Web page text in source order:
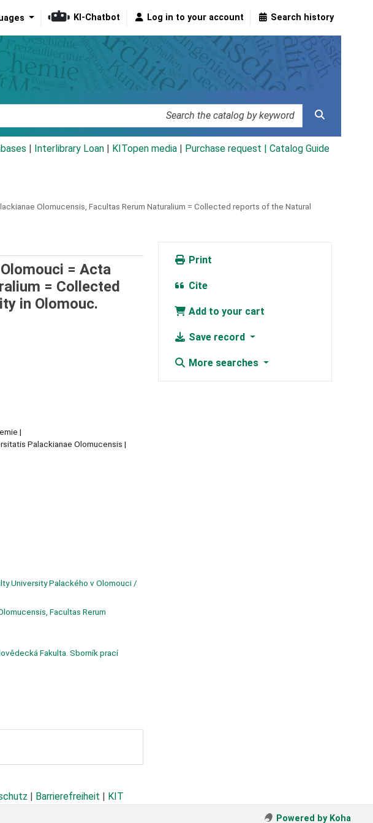
KI-Chatbot Log in to your account Search history
Interlibrary Loan KITopen media Purchase request | Catalog Guide
Olomucensis, Facultas Rerum Naturalium = Collected reports of the Natural
= Acta
= Collected
in Olomouc.
Palackianae Olomucensis
University Palackého v Olomouci /
Facultas Rerum
Fakulta. Sborník prací
Print
Cite
Add to your cart
Save record
More searches
| Barrierefreiheit | KIT
Powered by Koha